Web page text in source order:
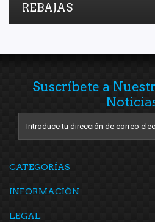
REBAJAS
Suscríbete a
CATEGORÍAS
INFORMACIÓN
LEGAL